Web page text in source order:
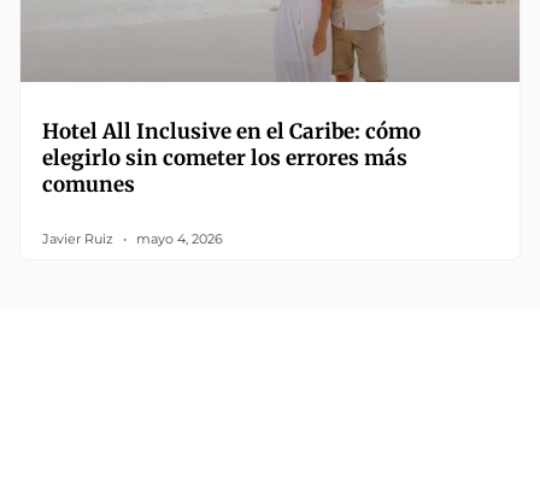
Hotel All Inclusive en el Caribe: cómo
elegirlo sin cometer los errores más
comunes
Javier Ruiz mayo 4, 2026